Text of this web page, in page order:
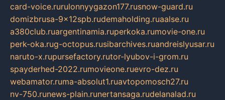
card-voice.rurulonnyygazon177.rusnow-guard.ru
domizbrusa-9x12spb.rudemaholding.ruaalse.ru
a380club.ruargentinamia.ruperkoka.rumovie-one.ru
perk-oka.rug-octopus.rusibarchives.ruandreislyusar.ru
naruto-x.rupursefactory.rutor-lyubov-i-grom.ru
spayderhed-2022.rumovieone.ruevro-dez.ru
webamator.ruma-absolut1.ruavtopomosch27.ru
nv-750.runews-plain.runertansaga.rudelanalad.ru